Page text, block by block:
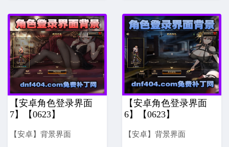
【安卓角色登录界面
7】【0623】
【安卓】背景界面
【安卓角色登录界面
6】【0623】
【安卓】背景界面